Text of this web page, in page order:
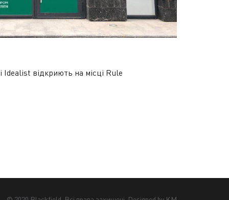
відкриють на місці Rule